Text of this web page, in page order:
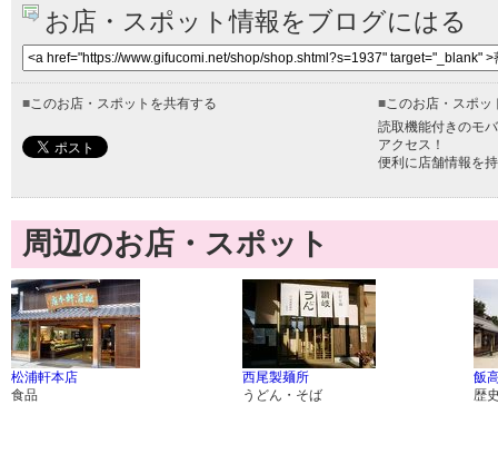
お店・スポット情報をブログにはる
■このお店・スポットを共有する ■このお店・スポッ
読取機能付きのモ
アクセス！
便利に店舗情報を
周辺のお店・スポット
松浦軒本店
食品
西尾製麺所
うどん・そば
飯
歴